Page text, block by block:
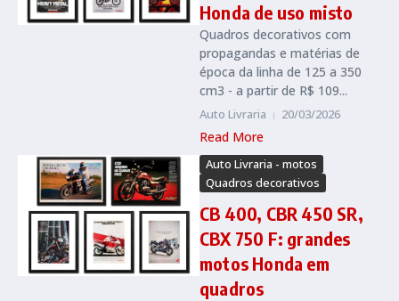
Honda de uso misto
Quadros decorativos com
propagandas e matérias de
época da linha de 125 a 350
cm3 - a partir de R$ 109...
Auto Livraria 20/03/2026
Read More
Auto Livraria - motos
Quadros decorativos
CB 400, CBR 450 SR,
CBX 750 F: grandes
motos Honda em
quadros